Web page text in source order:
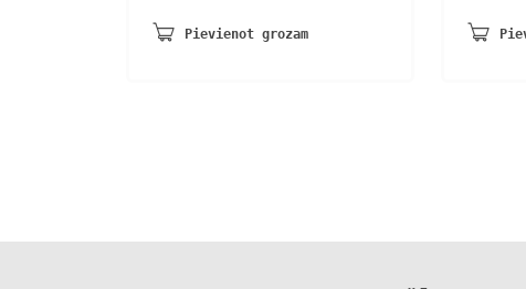
Pievienot grozam